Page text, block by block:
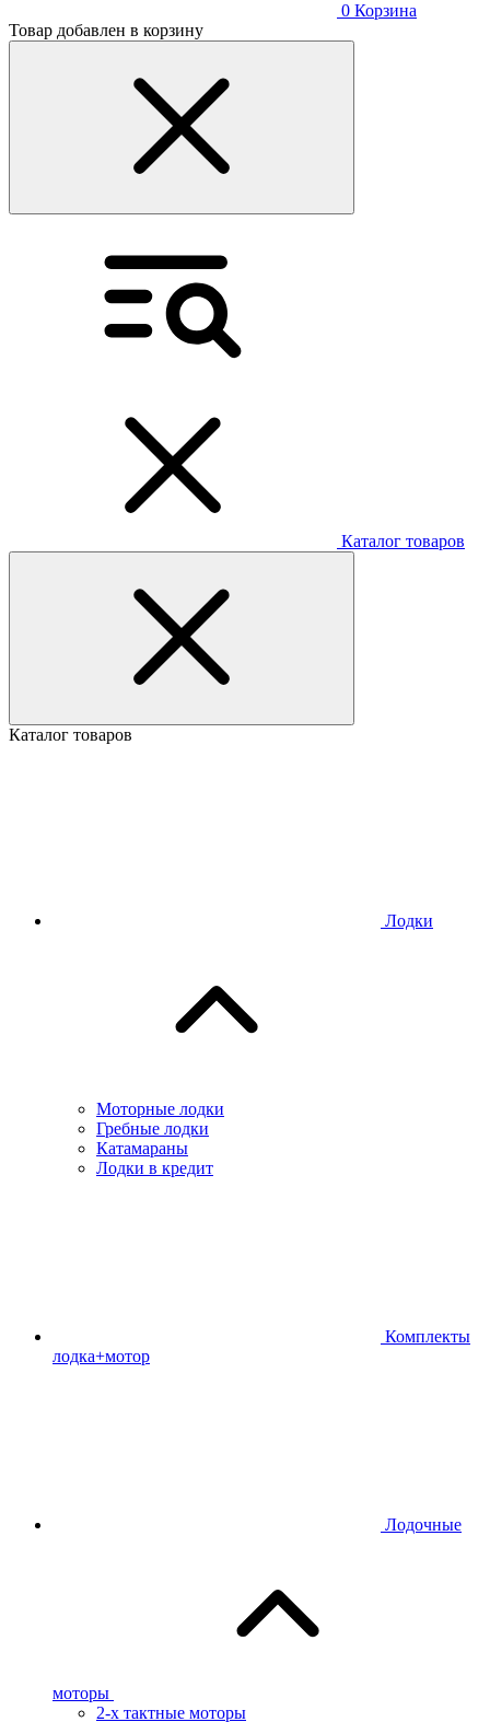
0 Корзина
Товар добавлен в корзину
Каталог товаров
Каталог товаров
Лодки
Моторные лодки
Гребные лодки
Катамараны
Лодки в кредит
Комплекты
лодка+мотор
Лодочные
моторы
2-х тактные моторы